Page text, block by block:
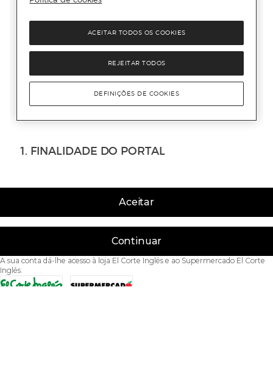
Aceitar
Continuar
A sua conta dá-lhe acesso à loja El Corte Inglés e ao Supermercado El Corte
Inglés.